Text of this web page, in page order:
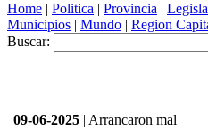
Home | Politica | Provincia |
Municipios | Mundo | Region
Buscar:
09-06-2025 | Arrancaron mal